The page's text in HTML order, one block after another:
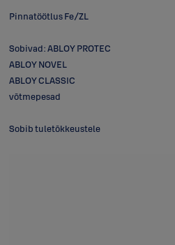
Pinnatöötlus Fe/ZL
Sobivad: ABLOY PROTEC
ABLOY NOVEL
ABLOY CLASSIC
võtmepesad
Sobib tuletõkkeustele